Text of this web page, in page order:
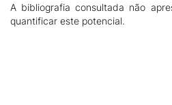
A bibliografia consultada não
quantificar este potencial.